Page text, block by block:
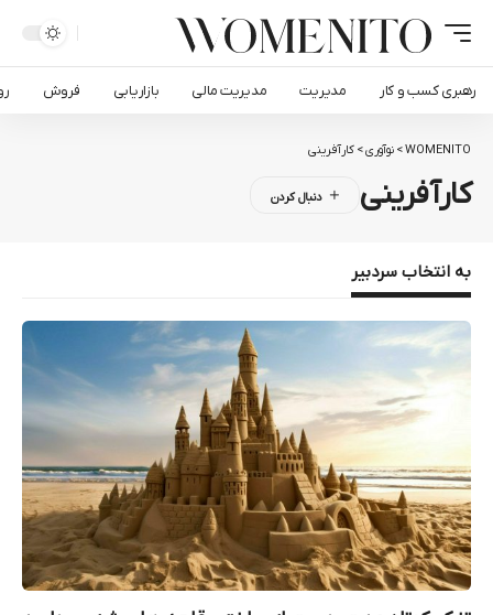
رهبری کسب و کار مدیریت مدیریت مالی بازاریابی فروش
WOMENITO
> نوآوری > کارآفرینی
کارآفرینی
به انتخاب سردبیر